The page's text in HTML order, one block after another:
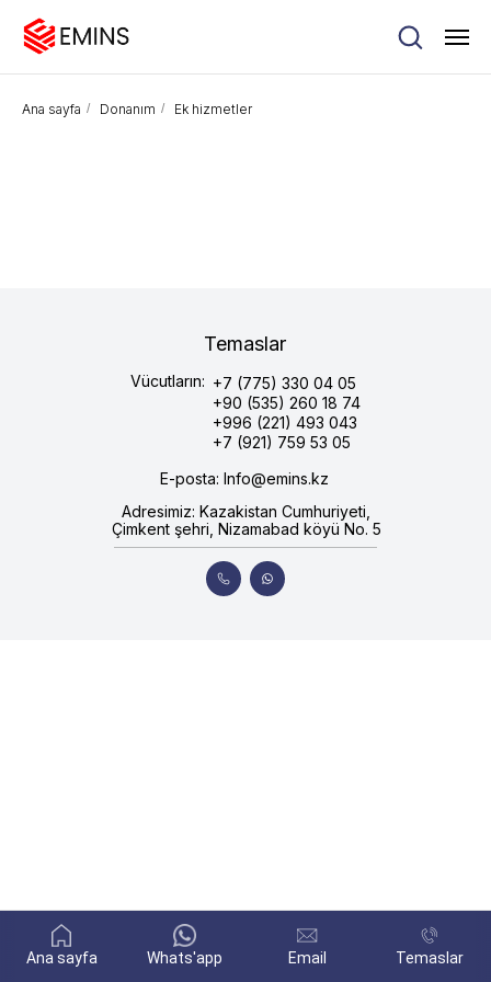
Ana sayfa / Donanım / Ek hizmetler
+7 (775) 330 04 05
+90 (535) 260 18 74
+996 (221) 493 043
+7 (921) 759 53 05
Adresimiz: Kazakistan Cumhuriyeti,
Çimkent şehri, Nizamabad köyü No. 5
E-posta: Info@emins.kz
Vücutların:
Temaslar
Ana sayfa Whats'app Email Temaslar